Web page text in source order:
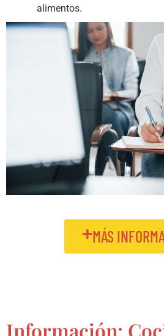
alimentos.
MÁS
Información: